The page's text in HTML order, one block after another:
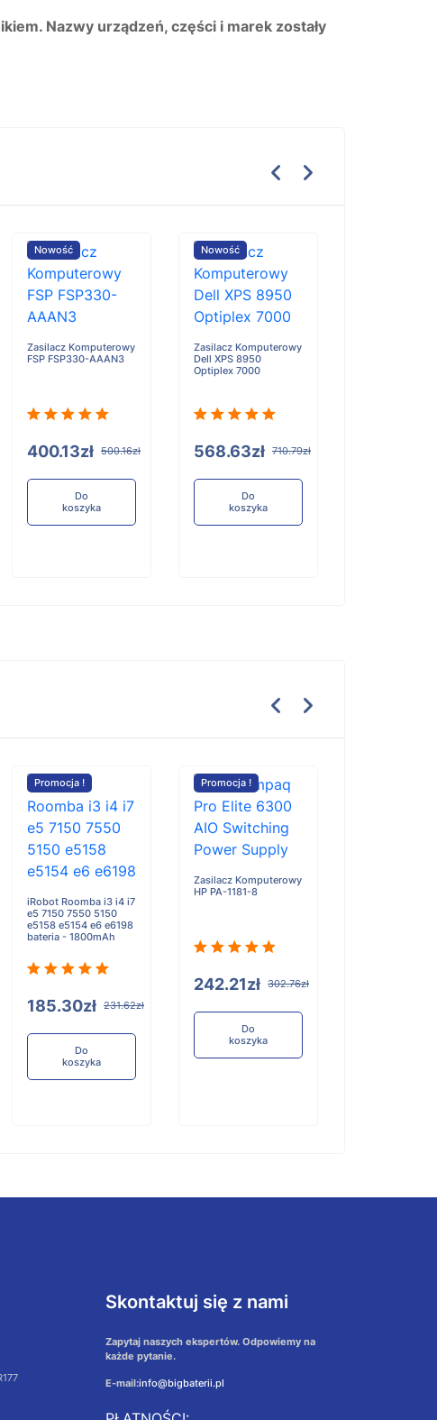
Nazwy urządzeń, części i marek zostały
Nowość
Zasilacz Komputerowy
FSP FSP330-AAAN3
400.13zł 500.16zł
Do
koszyka
Nowość
Zasilacz Komputerowy
Dell XPS 8950
Optiplex 7000
568.63zł 710.79zł
Do
koszyka
Promocja !
iRobot Roomba i3 i4 i7
e5 7150 7550 5150
e5158 e5154 e6 e6198
bateria - 1800mAh
185.30zł 231.62zł
Do
koszyka
Promocja !
Zasilacz Komputerowy
HP PA-1181-8
242.21zł 302.76zł
Do
koszyka
Skontaktuj się z nami
Zapytaj naszych ekspertów. Odpowiemy na
każde pytanie.
E-mail:info@bigbaterii.pl